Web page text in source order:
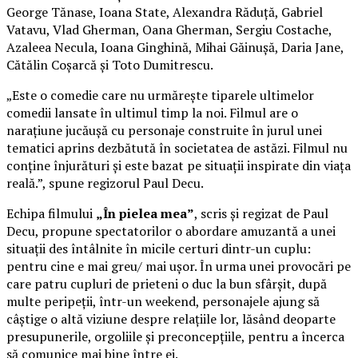
George Tănase, Ioana State, Alexandra Răduță, Gabriel
Vatavu, Vlad Gherman, Oana Gherman, Sergiu Costache,
Azaleea Necula, Ioana Ginghină, Mihai Găinușă, Daria Jane,
Cătălin Coșarcă și Toto Dumitrescu.
„Este o comedie care nu urmărește tiparele ultimelor
comedii lansate în ultimul timp la noi. Filmul are o
narațiune jucăușă cu personaje construite în jurul unei
tematici aprins dezbătută în societatea de astăzi. Filmul nu
conține înjurături și este bazat pe situații inspirate din viața
reală.”, spune regizorul Paul Decu.
Echipa filmului „În pielea mea”, scris și regizat de Paul
Decu, propune spectatorilor o abordare amuzantă a unei
situații des întâlnite în micile certuri dintr-un cuplu:
pentru cine e mai greu/ mai ușor. În urma unei provocări pe
care patru cupluri de prieteni o duc la bun sfârșit, după
multe peripeții, într-un weekend, personajele ajung să
câștige o altă viziune despre relațiile lor, lăsând deoparte
presupunerile, orgoliile și preconcepțiile, pentru a încerca
să comunice mai bine între ei.